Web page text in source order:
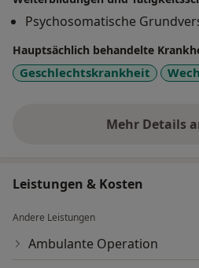
Psychosomatische
Hauptsächlich behandelte
Geschlechtskrankheit
Mehr Details
Leistungen & Kosten
Andere Leistungen
Ambulante Operation